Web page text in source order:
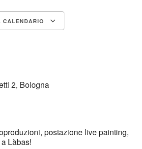
2, Bologna
postazione live painting,
Làbas!